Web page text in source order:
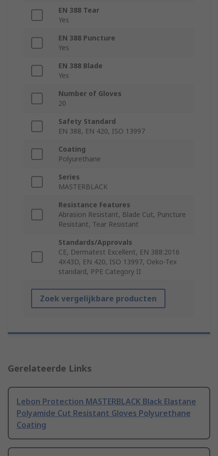
EN 388 Tear
Yes
EN 388 Puncture
Yes
EN 388 Blade
Yes
Number of Gloves
20
Safety Standard
EN 388, EN 420, ISO 13997
Coating
Polyurethane
Series
MASTERBLACK
Resistance Features
Abrasion Resistant, Blade Cut, Puncture
Resistant, Tear Resistant
Standards/Approvals
CE, Dermatest Excellent, EN 388:2016
4X43D, EN 420, ISO 13997, Oeko-Tex
standard, PPE Category II
Zoek vergelijkbare producten
Gerelateerde Links
Lebon Protection MASTERBLACK Black Elastane
Polyamide Cut Resistant Gloves Polyurethane
Coating